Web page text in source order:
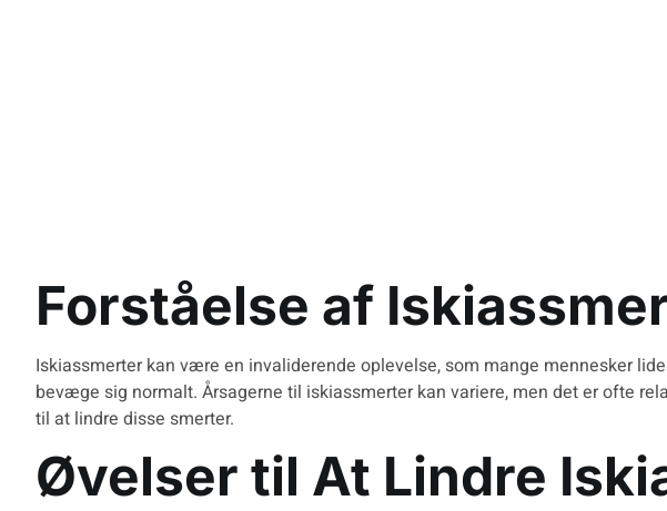
Forståelse af
Iskiassmerter kan være en invaliderende oplevelse, som mange mennesker
bevæge sig normalt. Årsagerne til iskiassmerter kan variere, men det er ofte
til at lindre disse smerter.
Øvelser til At Lindre